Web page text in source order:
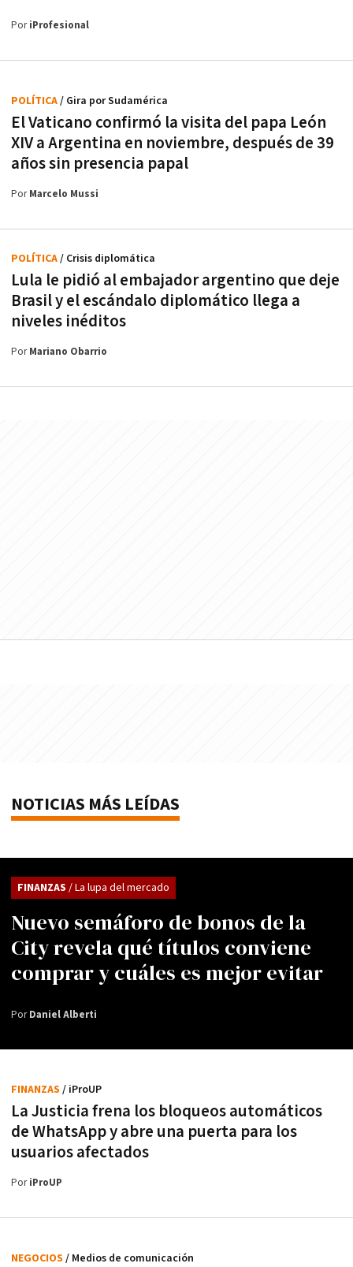
PoriProfesional
El Vaticano confirmó la visita del papa León
XIV a Argentina en noviembre, después de 39
años sin presencia papal
POLÍTICA/ Gira por Sudamérica
PorMarcelo Mussi
Lula le pidió al embajador argentino que deje
Brasil y el escándalo diplomático llega a
niveles inéditos
POLÍTICA/ Crisis diplomática
PorMariano Obarrio
NOTICIAS MÁS LEÍDAS
Nuevo semáforo de bonos de la
City revela qué títulos conviene
comprar y cuáles es mejor evitar
FINANZAS / La lupa del mercado
PorDaniel Alberti
La Justicia frena los bloqueos automáticos
de WhatsApp y abre una puerta para los
usuarios afectados
FINANZAS / iProUP
PoriProUP
NEGOCIOS / Medios de comunicación